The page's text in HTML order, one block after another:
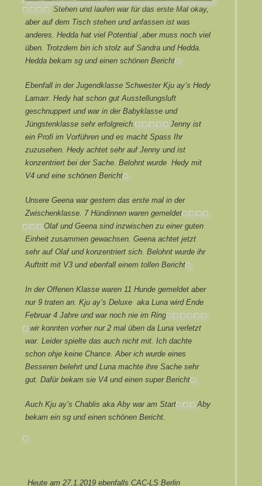
Stehen und laufen war für das erste Mal okay,
aber auf dem Tisch stehen und anfassen ist was
anderes. Hedda hat viel Potential ,aber muss noch viel
üben. Trotzdem bin ich stolz auf Sandra und Hedda.
Hedda bekam sg und einen schönen Bericht.
Ebenfall in der Jugendklasse Schwester Kju ay’s Hedy
Lamarr. Hedy hat schon gut Ausstellungsluft
geschnuppert und war in der Babyklasse und
Jüngstenklasse sehr erfolgreich.
Jenny ist
ein Profi im Vorführen und es macht Spass Ihr
zuzusehen. Hedy achtet sehr auf Jenny und ist
konzentriert bei der Sache. Belohnt wurde Hedy mit
V4 und eine schönen Bericht.
Unsere Geena war gestern das erste mal in der
Zwischenklasse. 7 Hündinnen waren gemeldet.
Olaf und Geena sind inzwischen zu einer guten
Einheit zusammen gewachsen. Geena achtet jetzt
sehr auf Olaf und konzentriert sich. Belohnt wurde ihr
Auftritt mit V3 und ebenfall einem tollen Bericht.
In der Offenen Klasse waren 11 Hunde gemeldet aber
nur 9 traten an. Kju ay’s Deluxe aka Luna wird Ende
Februar 4 Jahre und war noch nie im Ring.
wir konnten vorher nur 2 mal üben da Luna verletzt
war. Leider spielte das auch nicht mit. Ich dachte
schon ohje keine Chance. Aber ich wurde eines
Besseren belehrt und Luna machte ihre Sache sehr
gut. Dafür bekam sie V4 und einen super Bericht.
Auch Kju ay’s Chablis aka Aby war am Start.
Aby
bekam ein sg und einen schönen Bericht.
Heute am 27.1.2019 ebenfalls CAC-LS Berlin